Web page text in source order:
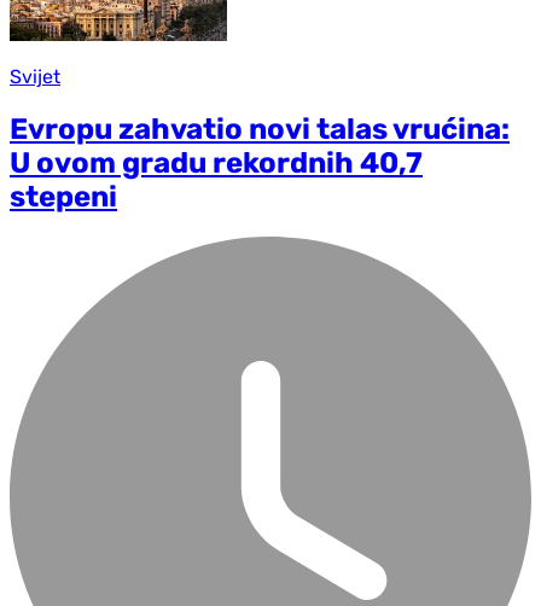
Svijet
Evropu zahvatio novi talas vrućina:
U ovom gradu rekordnih 40,7
stepeni